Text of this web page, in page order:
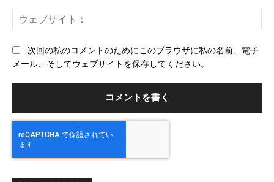
ー
ェ
次回の私のコメントのためにこのブラウザに私の名前、電子
メール、そしてウェブサイトを保存してください。